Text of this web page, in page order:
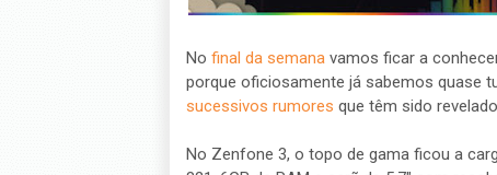
No final da semanavamos ficar a
porque oficiosamente já sabemos quase
sucessivos rumores que têm sido
No Zenfone 3, o topo de gama ficou a